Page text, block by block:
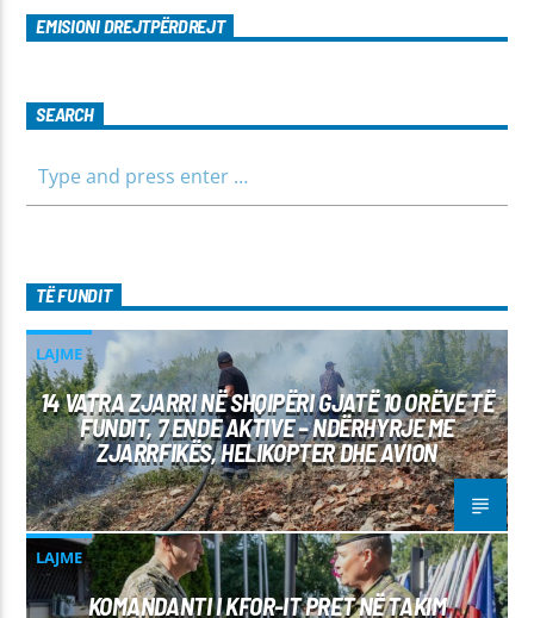
EMISIONI DREJTPËRDREJT
SEARCH
TË FUNDIT
LAJME
14 VATRA ZJARRI NË SHQIPËRI GJATË 10 ORËVE TË
FUNDIT, 7 ENDE AKTIVE – NDËRHYRJE ME
ZJARRFIKËS, HELIKOPTER DHE AVION
LAJME
KOMANDANTI I KFOR-IT PRET NË TAKIM